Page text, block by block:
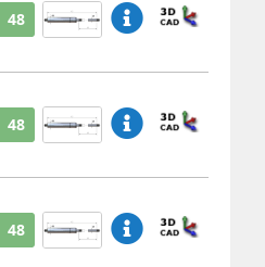
48
48
48